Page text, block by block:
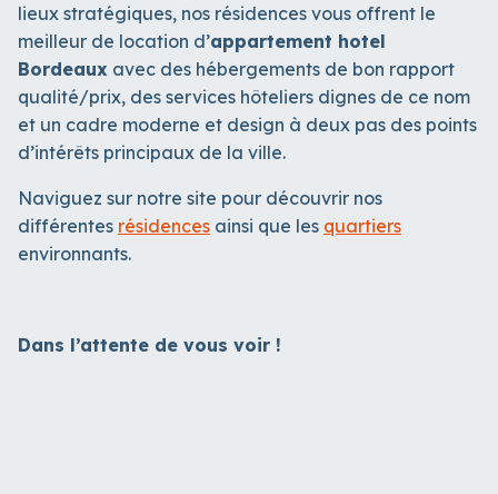
lieux stratégiques, nos résidences vous offrent le
meilleur de location d’appartement hotel
Bordeaux avec des hébergements de bon rapport
qualité/prix, des services hôteliers dignes de ce nom
et un cadre moderne et design à deux pas des points
d’intérêts principaux de la ville.
Naviguez sur notre site pour découvrir nos
différentes résidences ainsi que les quartiers
environnants.
Dans l’attente de vous voir !